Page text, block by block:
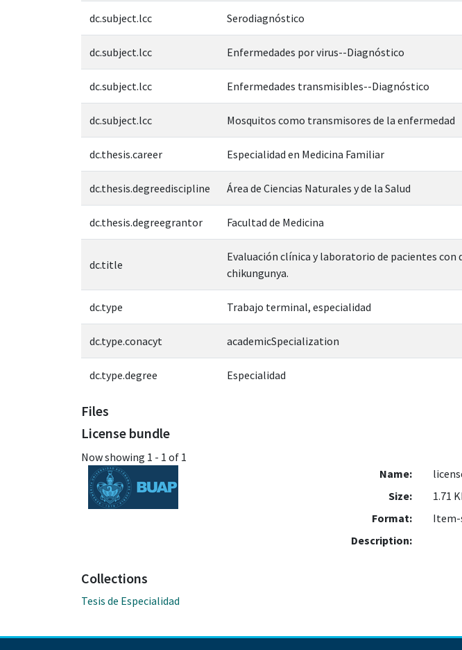
dc.subject.lcc Serodiagnóstico
dc.subject.lcc Enfermedades por virus--Diagnóstico
dc.subject.lcc Enfermedades transmisibles--Diagnóstico
dc.subject.lcc Mosquitos como transmisores de la enfermedad
dc.thesis.career Especialidad en Medicina Familiar
dc.thesis.degreediscipline Área de Ciencias Naturales y de la Salud
dc.thesis.degreegrantor Facultad de Medicina
dc.title
Evaluación clínica y laboratorio de pacientes
chikungunya.
dc.type Trabajo terminal, especialidad
dc.type.conacyt academicSpecialization
dc.type.degree Especialidad
Files
License bundle
Now showing 1 - 1 of 1
Name:
Size:
1.71
Format:
Item-
Description:
Collections
Tesis de Especialidad